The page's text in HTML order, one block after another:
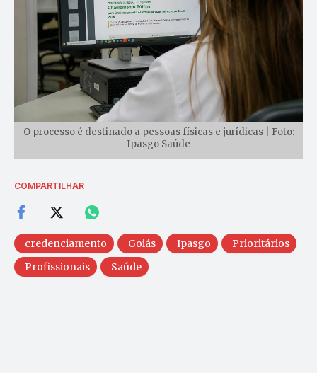
O processo é destinado a pessoas físicas e jurídicas | Foto:
Ipasgo Saúde
COMPARTILHAR
credenciamento Goiás Ipasgo
Prioritários
Profissionais
Saúde